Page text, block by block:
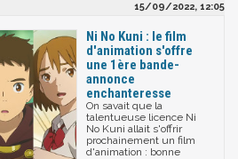
15/09/2022, 12:05
Ni No Kuni : le film
d'animation s'offre
une 1ère bande-
annonce
enchanteresse
On savait que la
talentueuse licence Ni
No Kuni allait s'offrir
prochainement un film
d'animation : bonne